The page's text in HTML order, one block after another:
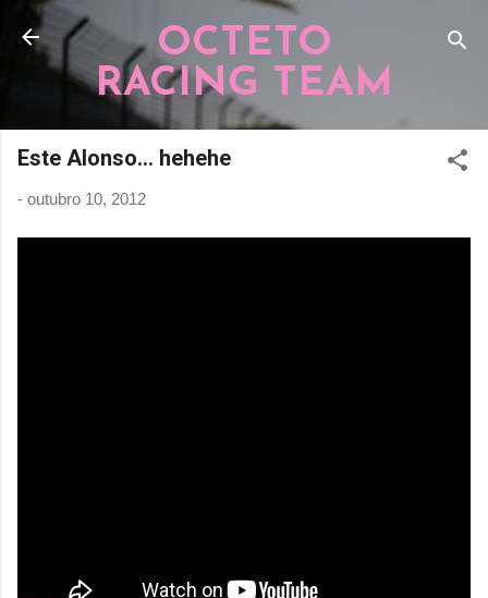
Pular para o conteúdo principal
OCTETO
RACING TEAM
Este Alonso... hehehe
- outubro 10, 2012